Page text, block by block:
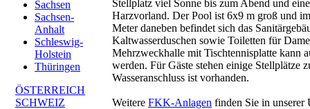
Sachsen
Sachsen-
Anhalt
Schleswig-
Holstein
Thüringen
ÖSTERREICH
SCHWEIZ
Stellplatz viel Sonne bis zum Abend und
Harzvorland. Der Pool ist 6x9 m groß und
Meter daneben befindet sich das
Kaltwasserduschen sowie Toiletten für
Mehrzweckhalle mit Tischtennisplatte kann
werden. Für Gäste stehen einige Stellplätze
Wasseranschluss ist vorhanden.
Weitere FKK-Anlagen finden Sie in unserer